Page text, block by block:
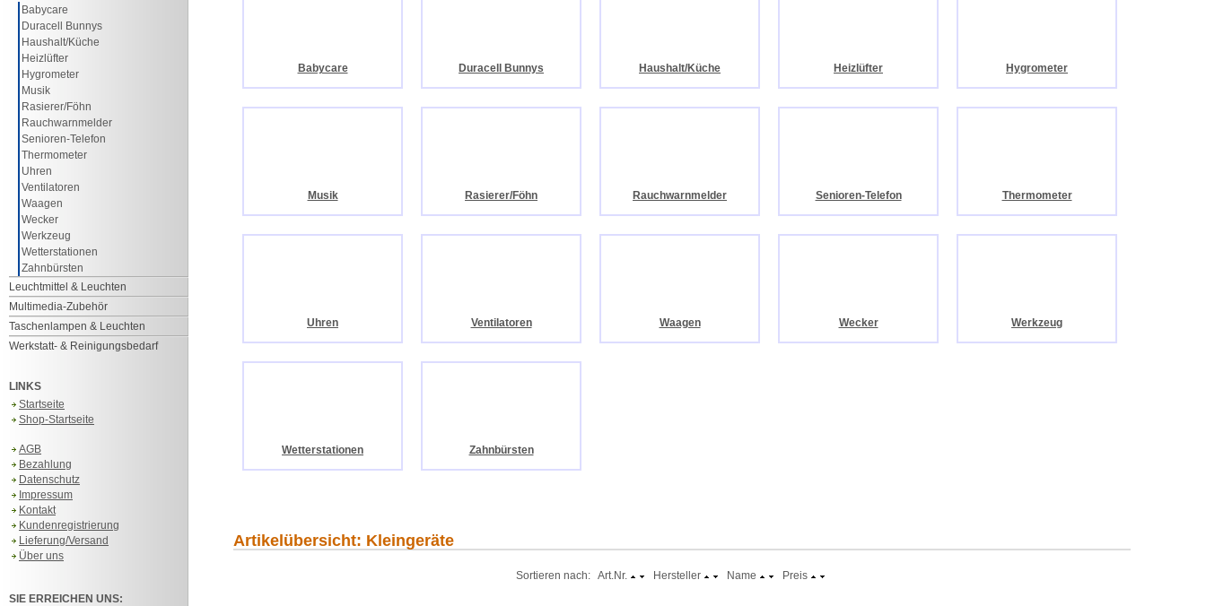
Babycare
Duracell Bunnys
Haushalt/Küche
Heizlüfter
Hygrometer
Musik
Rasierer/Föhn
Rauchwarnmelder
Senioren-Telefon
Thermometer
Uhren
Ventilatoren
Waagen
Wecker
Werkzeug
Wetterstationen
Zahnbürsten
Leuchtmittel & Leuchten
Multimedia-Zubehör
Taschenlampen & Leuchten
Werkstatt- & Reinigungsbedarf
LINKS
Startseite
Shop-Startseite
AGB
Bezahlung
Datenschutz
Impressum
Kontakt
Kundenregistrierung
Lieferung/Versand
Über uns
SIE ERREICHEN UNS:
Babycare Duracell Bunnys Haushalt/Küche Heizlüfter Hygrometer
Musik Rasierer/Föhn Rauchwarnmelder Senioren-Telefon Thermometer
Uhren Ventilatoren Waagen Wecker Werkzeug
Wetterstationen Zahnbürsten
Artikelübersicht: Kleingeräte
Sortieren nach: Art.Nr. Hersteller Name Preis